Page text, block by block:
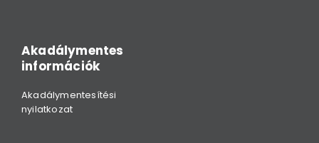
Akadálymentes
információk
Akadálymentesítési
nyilatkozat